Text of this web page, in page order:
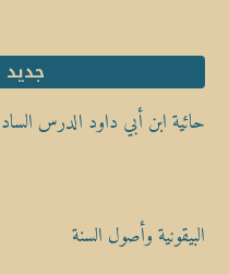
جديد
حائية ابن أبي داود الدرس
البيقونية وأصول السنة